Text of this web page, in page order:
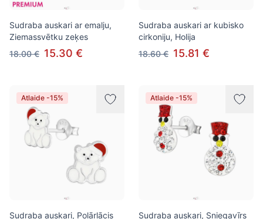
Sudraba auskari ar emalju,
Ziemassvētku zeķes
18.00 € 15.30 €
Sudraba auskari ar kubisko
cirkoniju, Holija
18.60 € 15.81 €
Atlaide -15%
Sudraba auskari, Polārlācis
Atlaide -15%
Sudraba auskari, Sniegavīrs